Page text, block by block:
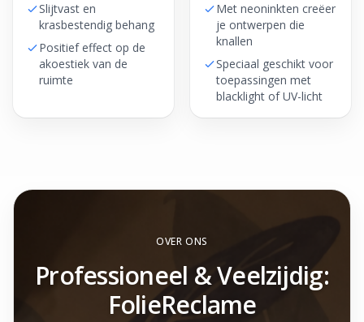
Slijtvast en
krasbestendig behang
Positief effect op de
akoestiek van de
ruimte
Met neoninkten creëer
je ontwerpen die
knallen
Speciaal geschikt voor
toepassingen met
blacklight of UV-licht
OVER ONS
Professioneel & Veelzijdig:
FolieReclame